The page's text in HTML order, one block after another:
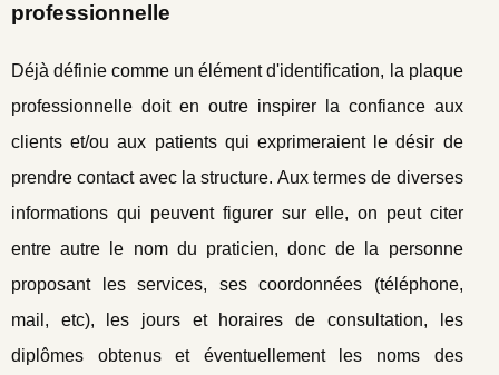
professionnelle
Déjà définie comme un élément d'identification, la plaque
professionnelle doit en outre inspirer la confiance aux
clients et/ou aux patients qui exprimeraient le désir de
prendre contact avec la structure. Aux termes de diverses
informations qui peuvent figurer sur elle, on peut citer
entre autre le nom du praticien, donc de la personne
proposant les services, ses coordonnées (téléphone,
mail, etc), les jours et horaires de consultation, les
diplômes obtenus et éventuellement les noms des